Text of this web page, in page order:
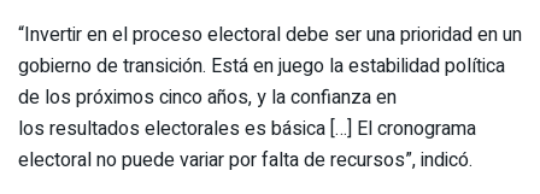
“Invertir en el proceso electoral debe ser una prioridad en un
gobierno de transición. Está en juego la estabilidad política
de los próximos cinco años, y la confianza en
los resultados electorales es básica […] El cronograma
electoral no puede variar por falta de recursos”, indicó.